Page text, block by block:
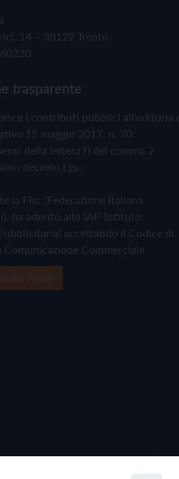
14 – 38122 Trento
trasparente
i contributi pubblici all'editoria
15 maggio 2017, n. 70.
della lettera f) del comma 2
decreto Lgs.
la Fisc (Federazione Italiana
ha aderito allo IAP (Istituto
accettando il Codice di
Commerciale